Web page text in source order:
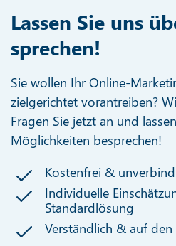
Lassen Sie uns
sprechen!
Sie wollen Ihr Online-
zielgerichtet vorantreiben?
Fragen Sie jetzt an und
Möglichkeiten besprechen!
Kostenfrei &
Individuelle
Standardlösung
Verständlich & auf den